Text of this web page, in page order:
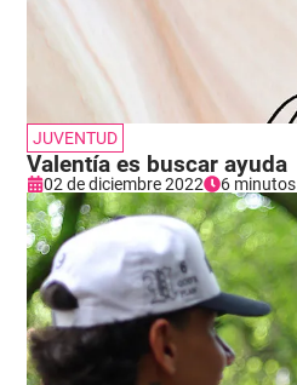
JUVENTUD
Valentía es buscar ayuda
02 de diciembre 2022 6 minutos